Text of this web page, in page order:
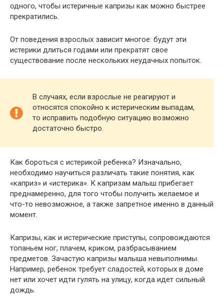
одного, чтобы истеричные капризы как можно быстрее
прекратились.
От поведения взрослых зависит многое: будут эти
истерики длиться годами или прекратят свое
существование после нескольких неудачных попыток.
В случаях, если взрослые не реагируют и
относятся спокойно к истерическим выпадам,
то исправить подобную ситуацию возможно
достаточно быстро.
Как бороться с истерикой ребенка? Изначально,
необходимо научиться различать такие понятия, как
«каприз» и «истерика». К капризам малыш прибегает
преднамеренно, для того чтобы получить желаемое и
что-то невозможное, а также запретное именно в данный
момент.
Капризы, как и истерические приступы, сопровождаются
топаньем ног, плачем, криком, разбрасыванием
предметов. Зачастую капризы малыша невыполнимы.
Например, ребенок требует сладостей, которых в доме
нет или хочет идти гулять на улицу, когда идет сильный
дождь.